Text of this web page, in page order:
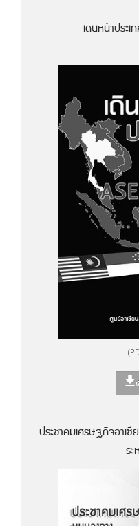
เดินหน้าประ
ประชาคมเศรษฐกิจอาเ
ระ